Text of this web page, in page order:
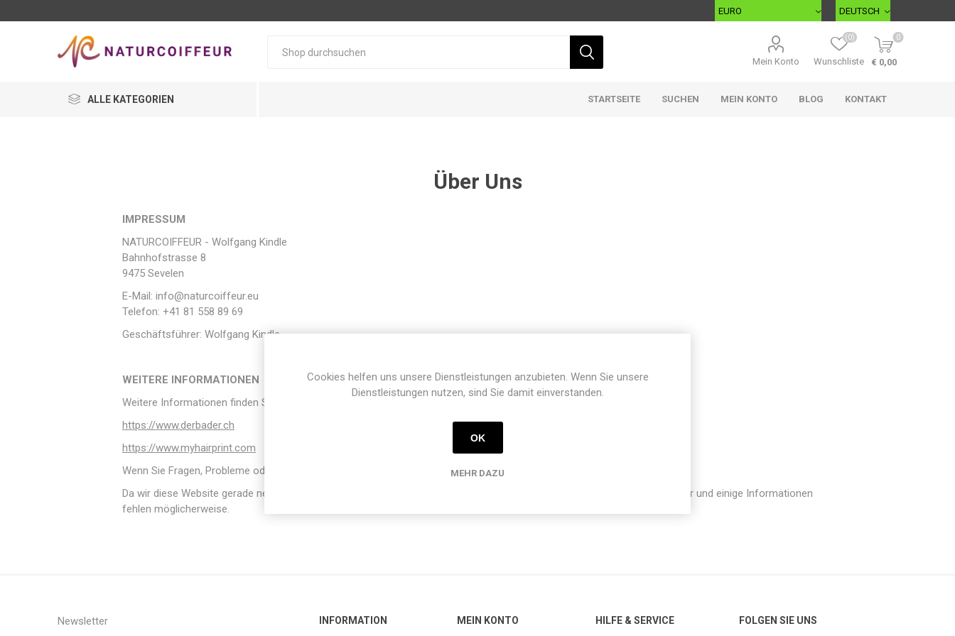
Mein Konto Wunschliste
(0) 0
€ 0,00
ALLE KATEGORIEN STARTSEITE SUCHEN MEIN KONTO BLOG KONTAKT
Über Uns
IMPRESSUM
NATURCOIFFEUR - Wolfgang Kindle
Bahnhofstrasse 8
9475 Sevelen
E-Mail: info@naturcoiffeur.eu
Telefon: +41 81 558 89 69
Geschäftsführer: Wolfgang Kindle
WEITERE INFORMATIONEN
Weitere Informationen finden Sie auf den folgenden Websites:
https://www.derbader.ch
https://www.myhairprint.com
Wenn Sie Fragen, Probleme oder sonstige Anliegen haben, verwenden Sie bitte unser
Da wir diese Website gerade neu gestartet haben, sind möglicherweise nicht alle Informationen in allen Sprachen verfügbar und einige Informationen
fehlen möglicherweise.
Newsletter INFORMATION MEIN KONTO HILFE & SERVICE FOLGEN SIE UNS
Cookies helfen uns unsere Dienstleistungen anzubieten. Wenn Sie unsere
Dienstleistungen nutzen, sind Sie damit einverstanden.
OK
MEHR DAZU